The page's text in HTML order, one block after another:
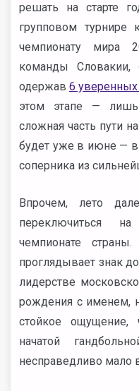
решать на старте
групповом
чемпионату мира
команды Словакии,
одержав 6
этом этапе —
сложная часть пути
будет уже в июне — в
соперника из
Впрочем, лето
переключиться
чемпионате
проглядывает знак
лидерстве
рождения с именем,
стойкое
начатой
несправедливо мало